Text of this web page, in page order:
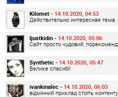
Kilomet - 14.10.2020, 04:53
Действительно интересная тема.
Ijustkidin - 14.10.2020, 05:06
Сайт просто чудовий,
Synthetic - 14.10.2020, 05:47
Велике спасибі!
ivankinalec - 14.10.2020, 06:03
відмінний приклад стоїть контенту